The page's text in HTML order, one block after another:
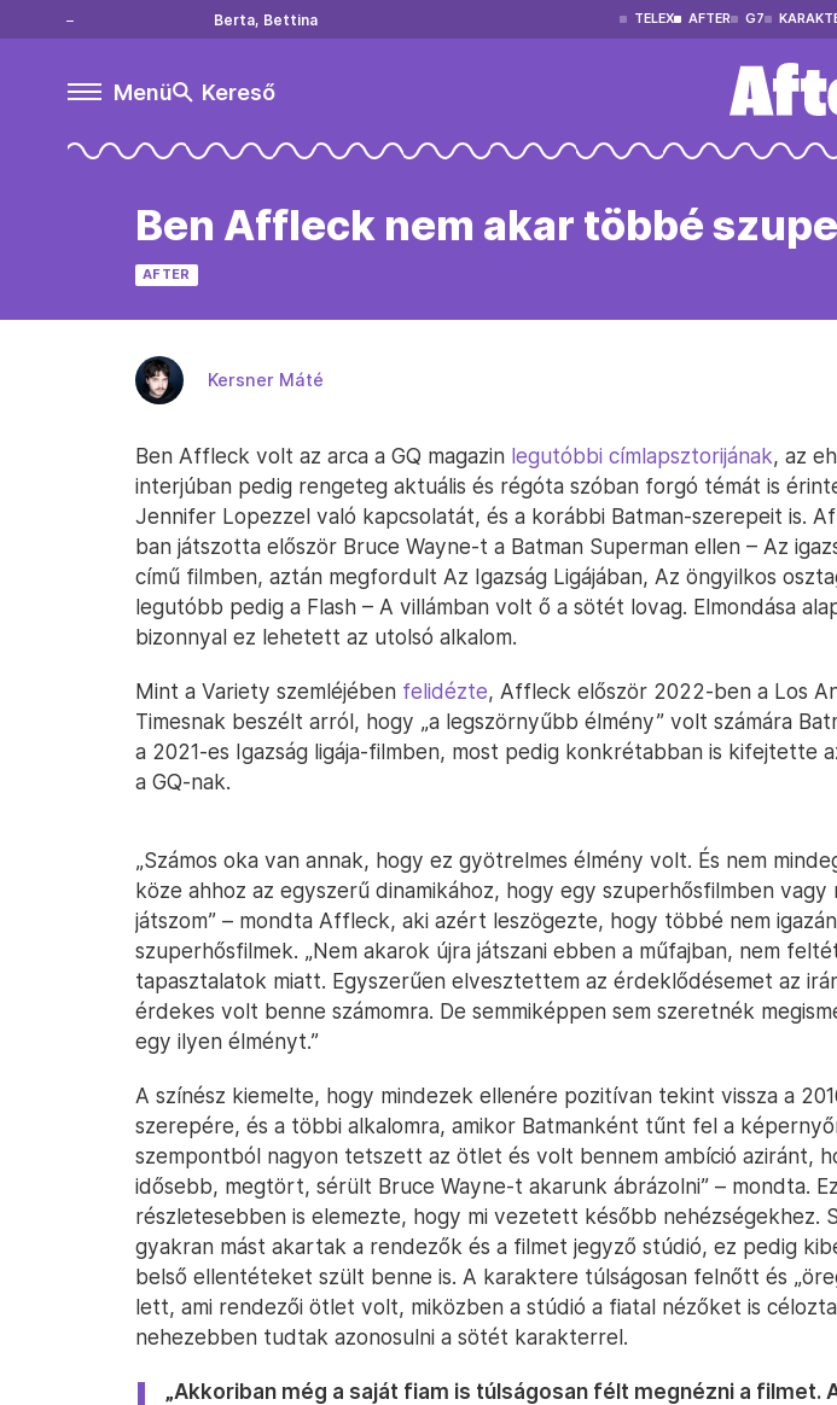
Berta, Bettina TELEX AFTER G7
Menü Kereső
Ben Affleck nem akar többé
AFTER
Kersner Máté
Ben Affleck volt az arca a GQ magazin legutóbbi címlapsztorijának, az
interjúban pedig rengeteg aktuális és régóta szóban forgó témát is
Jennifer Lopezzel való kapcsolatát, és a korábbi Batman-szerepeit is.
ban játszotta először Bruce Wayne-t a Batman Superman ellen – Az
című filmben, aztán megfordult Az Igazság Ligájában, Az öngyilkos
legutóbb pedig a Flash – A villámban volt ő a sötét lovag. Elmondása
bizonnyal ez lehetett az utolsó alkalom.
Mint a Variety szemléjében felidézte, Affleck először 2022-ben a Los
Timesnak beszélt arról, hogy „a legszörnyűbb élmény” volt számára
a 2021-es Igazság ligája-filmben, most pedig konkrétabban is kifejtette
a GQ-nak.
„Számos oka van annak, hogy ez gyötrelmes élmény volt. És nem
köze ahhoz az egyszerű dinamikához, hogy egy szuperhősfilmben vagy
játszom” – mondta Affleck, aki azért leszögezte, hogy többé nem
szuperhősfilmek. „Nem akarok újra játszani ebben a műfajban, nem
tapasztalatok miatt. Egyszerűen elvesztettem az érdeklődésemet az
érdekes volt benne számomra. De semmiképpen sem szeretnék
egy ilyen élményt.”
A színész kiemelte, hogy mindezek ellenére pozitívan tekint vissza a
szerepére, és a többi alkalomra, amikor Batmanként tűnt fel a
szempontból nagyon tetszett az ötlet és volt bennem ambíció aziránt,
idősebb, megtört, sérült Bruce Wayne-t akarunk ábrázolni” – mondta.
részletesebben is elemezte, hogy mi vezetett később nehézségekhez.
gyakran mást akartak a rendezők és a filmet jegyző stúdió, ez pedig
belső ellentéteket szült benne is. A karaktere túlságosan felnőtt és
lett, ami rendezői ötlet volt, miközben a stúdió a fiatal nézőket is
nehezebben tudtak azonosulni a sötét karakterrel.
„Akkoriban még a saját fiam is túlságosan félt megnézni a filmet.